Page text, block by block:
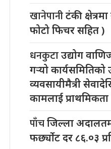
खानेपानीटंकी
फोटो फिचर सहित )
धनकुटाउद्योग
गर्‍यो
व्यवसायीमैत्री
कामलाई प्राथमिकता
पाँचजिल्ला
फर्छ्योट दर ८६.०३